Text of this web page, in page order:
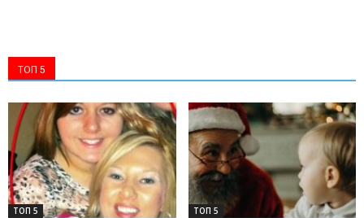
ТОП 5
ТОП 5 ТОП 5